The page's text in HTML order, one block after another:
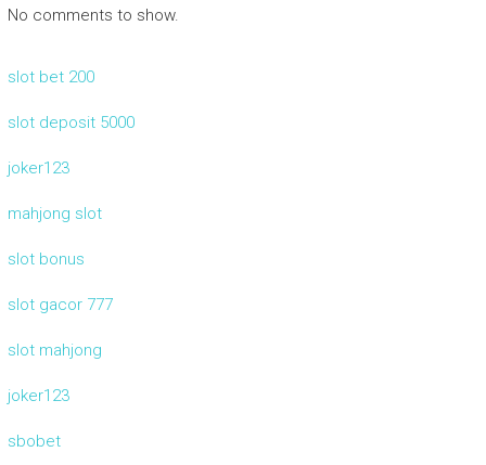
No comments to show.
slot bet 200
slot deposit 5000
joker123
mahjong slot
slot bonus
slot gacor 777
slot mahjong
joker123
sbobet